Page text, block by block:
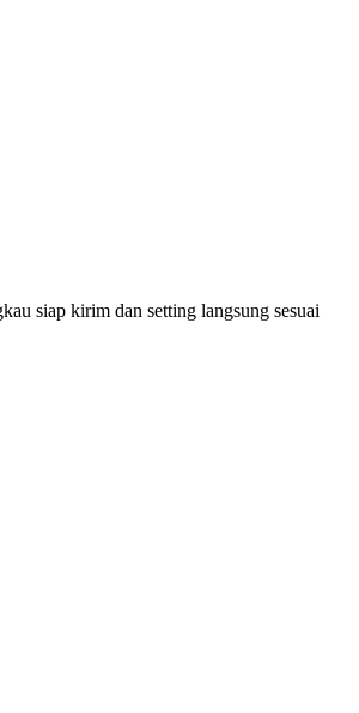
siap kirim dan setting langsung sesuai